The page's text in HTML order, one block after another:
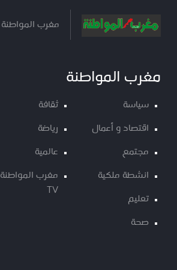
مغرب المواطنة
مغرب المواطنة
سياسة
اقتصاد و أعمال
مجتمع
انشطة ملكية
تعليم
صحة
ثقافة
رياضة
عالمية
مغرب المواطنة
TV